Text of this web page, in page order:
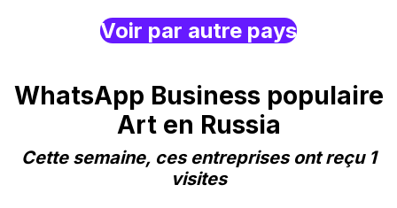
Voir par autre pays
WhatsApp Business populaire
Art en Russia
Cette semaine, ces entreprises ont reçu 1
visites